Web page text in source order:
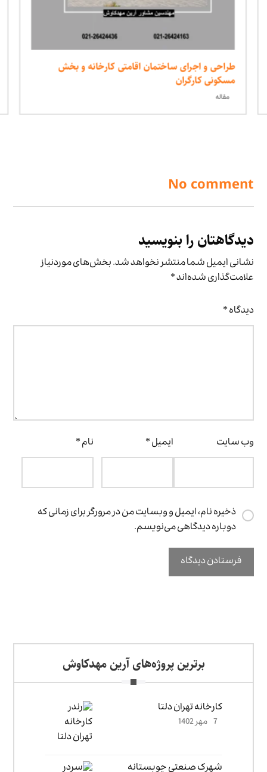
طراحی و اجرای ساختمان اقامتی کارخانه و بخش
مسکونی کارگران
مقاله
No comment
دیدگاهتان را بنویسید
نشانی ایمیل شما منتشر نخواهد شد.بخش‌های موردنیاز
علامت‌گذاری شده‌اند*
دیدگاه*
نام* ایمیل* وب‌ سایت
ذخیره نام، ایمیل و وبسایت من در مرورگر برای زمانی که
دوباره دیدگاهی می‌نویسم.
برترین پروژه‌های آرین مهدکاوش
کارخانه تهران دلتا
7 مهر 1402
شهرک صنعتی چوبستانه